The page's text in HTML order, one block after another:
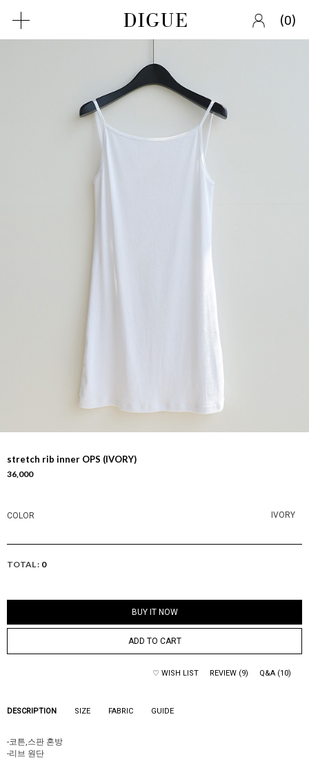
(0)
stretch rib inner OPS (IVORY)
36,000
COLOR IVORY
TOTAL : 0
BUY IT NOW
ADD TO CART
♡ WISH LIST REVIEW (9) Q&A (10)
DESCRIPTION SIZE FABRIC GUIDE
-코튼,스판 혼방
-리브 원단